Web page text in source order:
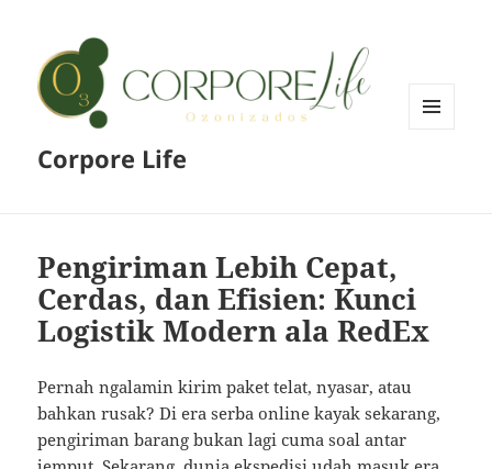
Corpore Life
Pengiriman Lebih Cepat,
Cerdas, dan Efisien: Kunci
Logistik Modern ala RedEx
Pernah ngalamin kirim paket telat, nyasar, atau
bahkan rusak? Di era serba online kayak sekarang,
pengiriman barang bukan lagi cuma soal antar